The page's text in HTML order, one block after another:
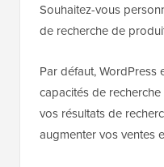
Souhaitez-vous
de recherche de
Par défaut,
capacités de
vos résultats de
augmenter vos ventes